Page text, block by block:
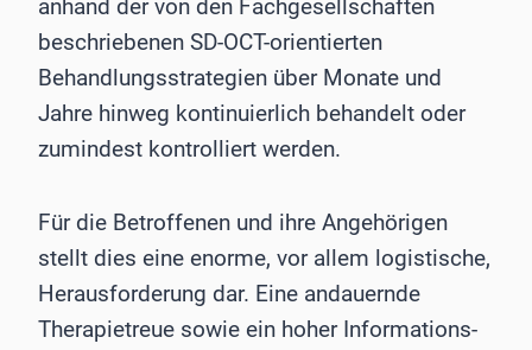
anhand der von den Fachgesellschaften
beschriebenen SD-OCT-orientierten
Behandlungsstrategien über Monate und
Jahre hinweg kontinuierlich behandelt oder
zumindest kontrolliert werden.
Für die Betroffenen und ihre Angehörigen
stellt dies eine enorme, vor allem logistische,
Herausforderung dar. Eine andauernde
Therapietreue sowie ein hoher Informations-